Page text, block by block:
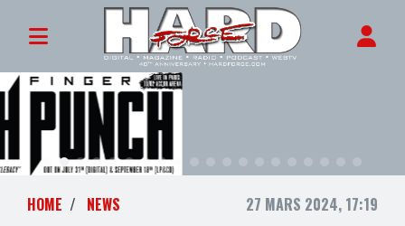
HOME NEWS 27 MARS 2024, 17:19